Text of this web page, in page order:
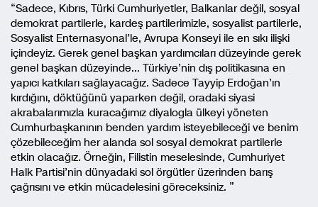
“Sadece, Kıbrıs, Türki Cumhuriyetler, Balkanlar değil, sosyal
demokrat partilerle, kardeş partilerimizle, sosyalist partilerle,
Sosyalist Enternasyonal’le, Avrupa Konseyi ile en sıkı ilişki
içindeyiz. Gerek genel başkan yardımcıları düzeyinde gerek
genel başkan düzeyinde… Türkiye’nin dış politikasına en
yapıcı katkıları sağlayacağız. Sadece Tayyip Erdoğan’ın
kırdığını, döktüğünü yaparken değil, oradaki siyasi
akrabalarımızla kuracağımız diyalogla ülkeyi yöneten
Cumhurbaşkanının benden yardım isteyebileceği ve benim
çözebileceğim her alanda sol sosyal demokrat partilerle
etkin olacağız. Örneğin, Filistin meselesinde, Cumhuriyet
Halk Partisi’nin dünyadaki sol örgütler üzerinden barış
çağrısını ve etkin mücadelesini göreceksiniz. ”